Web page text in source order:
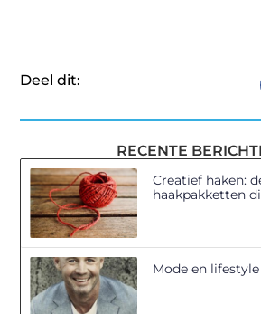
Deel dit:
RECENTE
Creatief haken:
haakpakketten
Mode en